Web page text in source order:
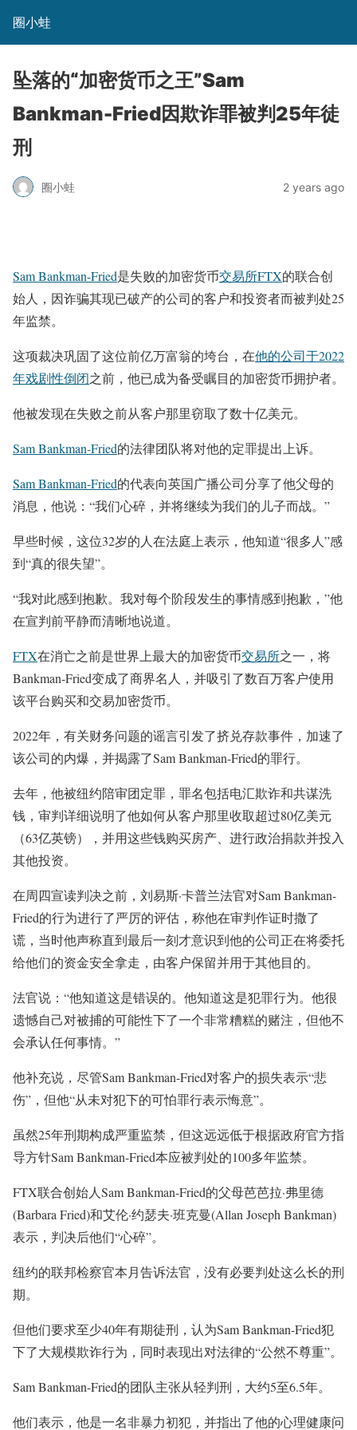
圈小蛙
坠落的“加密货币之王”Sam
Bankman-Fried因欺诈罪被判25年徒
刑
圈小蛙 2 years ago
Sam Bankman-Fried是失败的加密货币交易所FTX的联合创
始人，因诈骗其现已破产的公司的客户和投资者而被判处25
年监禁。
这项裁决巩固了这位前亿万富翁的垮台，在他的公司于2022
年戏剧性倒闭之前，他已成为备受瞩目的加密货币拥护者。
他被发现在失败之前从客户那里窃取了数十亿美元。
Sam Bankman-Fried的法律团队将对他的定罪提出上诉。
Sam Bankman-Fried的代表向英国广播公司分享了他父母的
消息，他说：“我们心碎，并将继续为我们的儿子而战。”
早些时候，这位32岁的人在法庭上表示，他知道“很多人”感
到“真的很失望”。
“我对此感到抱歉。我对每个阶段发生的事情感到抱歉，”他
在宣判前平静而清晰地说道。
FTX在消亡之前是世界上最大的加密货币交易所之一，将
Bankman-Fried变成了商界名人，并吸引了数百万客户使用
该平台购买和交易加密货币。
2022年，有关财务问题的谣言引发了挤兑存款事件，加速了
该公司的内爆，并揭露了Sam Bankman-Fried的罪行。
去年，他被纽约陪审团定罪，罪名包括电汇欺诈和共谋洗
钱，审判详细说明了他如何从客户那里收取超过80亿美元
（63亿英镑），并用这些钱购买房产、进行政治捐款并投入
其他投资。
在周四宣读判决之前，刘易斯·卡普兰法官对Sam Bankman-
Fried的行为进行了严厉的评估，称他在审判作证时撒了
谎，当时他声称直到最后一刻才意识到他的公司正在将委托
给他们的资金安全拿走，由客户保留并用于其他目的。
法官说：“他知道这是错误的。他知道这是犯罪行为。他很
遗憾自己对被捕的可能性下了一个非常糟糕的赌注，但他不
会承认任何事情。”
他补充说，尽管Sam Bankman-Fried对客户的损失表示“悲
伤”，但他“从未对犯下的可怕罪行表示悔意”。
虽然25年刑期构成严重监禁，但这远远低于根据政府官方指
导方针Sam Bankman-Fried本应被判处的100多年监禁。
FTX联合创始人Sam Bankman-Fried的父母芭芭拉·弗里德
(Barbara Fried)和艾伦·约瑟夫·班克曼(Allan Joseph Bankman)
表示，判决后他们“心碎”。
纽约的联邦检察官本月告诉法官，没有必要判处这么长的刑
期。
但他们要求至少40年有期徒刑，认为Sam Bankman-Fried犯
下了大规模欺诈行为，同时表现出对法律的“公然不尊重”。
Sam Bankman-Fried的团队主张从轻判刑，大约5至6.5年。
他们表示，他是一名非暴力初犯，并指出了他的心理健康问